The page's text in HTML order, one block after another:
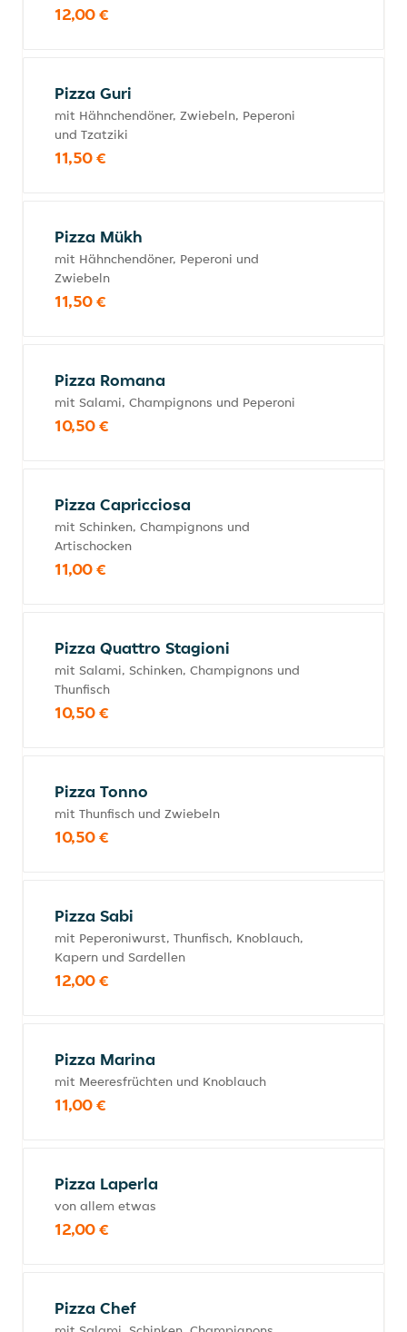
12,00 €
Pizza Guri
mit Hähnchendöner, Zwiebeln, Peperoni
und Tzatziki
11,50 €
Pizza Mükh
mit Hähnchendöner, Peperoni und
Zwiebeln
11,50 €
Pizza Romana
mit Salami, Champignons und Peperoni
10,50 €
Pizza Capricciosa
mit Schinken, Champignons und
Artischocken
11,00 €
Pizza Quattro Stagioni
mit Salami, Schinken, Champignons und
Thunfisch
10,50 €
Pizza Tonno
mit Thunfisch und Zwiebeln
10,50 €
Pizza Sabi
mit Peperoniwurst, Thunfisch, Knoblauch,
Kapern und Sardellen
12,00 €
Pizza Marina
mit Meeresfrüchten und Knoblauch
11,00 €
Pizza Laperla
von allem etwas
12,00 €
Pizza Chef